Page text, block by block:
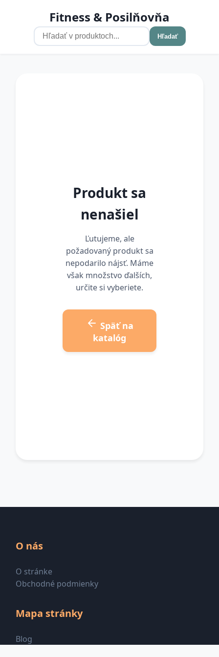
Fitness & Posilňovňa
Hľadať
Produkt sa
nenašiel
Ľutujeme, ale
požadovaný produkt sa
nepodarilo nájsť. Máme
však množstvo ďalších,
určite si vyberiete.
Späť na
katalóg
O nás
O stránke
Obchodné podmienky
Mapa stránky
Blog